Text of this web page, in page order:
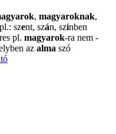
, magyaroknak,
szent, szán, színben
pl. magyarok-ra nem -
az alma szó